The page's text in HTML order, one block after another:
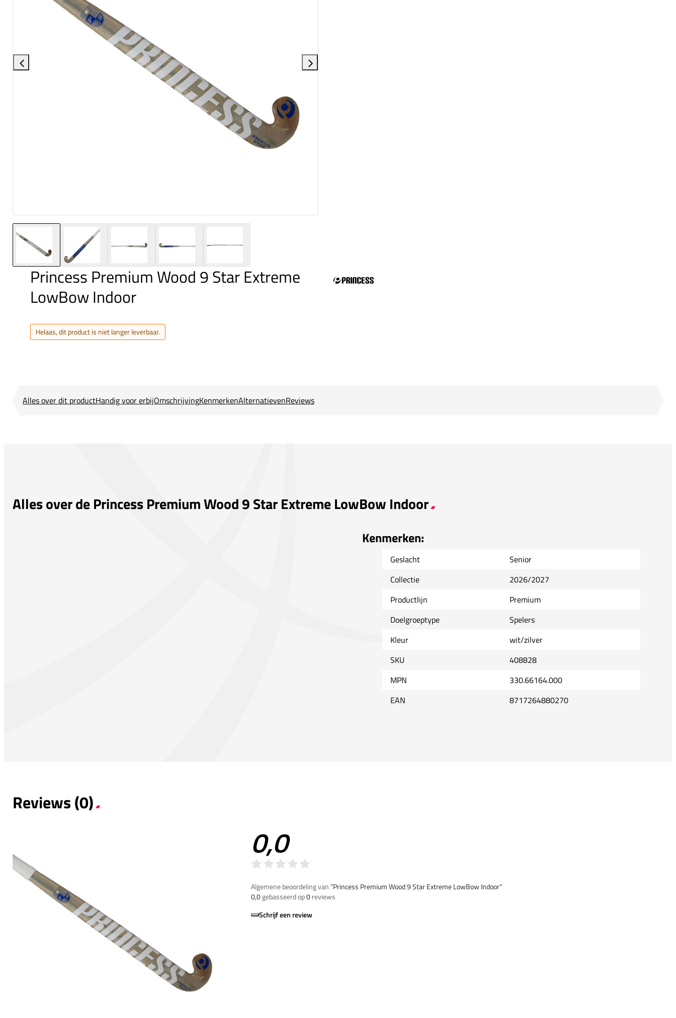
Princess Premium Wood 9 Star Extreme
LowBow Indoor
Helaas, dit product is niet langer leverbaar.
Alles over dit productHandig voor erbijOmschrijvingKenmerkenAlternatievenReviews
Alles over de Princess Premium Wood 9 Star Extreme LowBow Indoor
Kenmerken:
Geslacht
Senior
Collectie
2026/2027
Productlijn
Premium
Doelgroeptype
Spelers
Kleur
wit/zilver
SKU
408828
MPN
330.66164.000
EAN
8717264880270
Reviews (0)
0,0
Algemene beoordeling van”Princess Premium Wood 9 Star Extreme LowBow Indoor“
0,0gebasseerd op0reviews
Schrijf een review